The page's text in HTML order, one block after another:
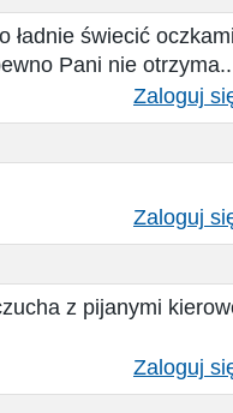
ładnie świecić
Pani nie otrzyma..
Zaloguj
Zaloguj
z pijanymi
Zaloguj